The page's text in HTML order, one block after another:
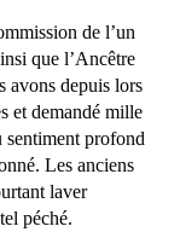
de l’un
que l’Ancêtre
avons depuis lors
et demandé mille
sentiment profond
Les anciens
laver
péché.